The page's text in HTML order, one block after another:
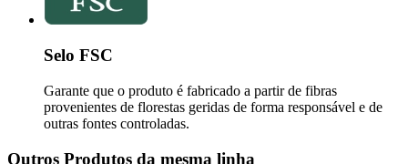
Selo FSC
Garante que o produto é fabricado a partir de fibras
provenientes de florestas geridas de forma responsável e de
outras fontes controladas.
Outros Produtos da mesma linha